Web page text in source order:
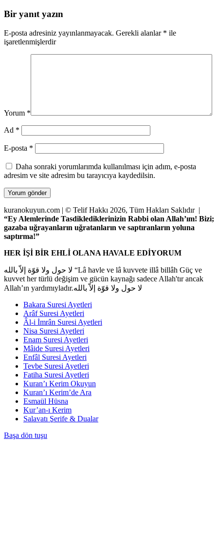
Bir yanıt yazın
E-posta adresiniz yayınlanmayacak. Gerekli alanlar * ile
işaretlenmişlerdir
Yorum *
Ad *
E-posta *
Daha sonraki yorumlarımda kullanılması için adım, e-posta
adresim ve site adresim bu tarayıcıya kaydedilsin.
kuranokuyun.com | © Telif Hakkı 2026, Tüm Hakları Saklıdır |
“Ey Alemlerinde Tasdiklediklerinizin Rabbi olan Allah’ım! Bizi;
gazaba uğrayanların uğratanların ve saptıranların yoluna
saptırma!”
HER İŞİ BİR EHLİ OLANA HAVALE EDİYORUM
لا حول ولا قوّة إلاّ بالله “Lâ havle ve lâ kuvvete illâ billâh Güç ve
kuvvet her türlü değişim ve gücün kaynağı sadece Allah'tır ancak
Allah’ın yardımıyladır.لا حول ولا قوّة إلاّ بالله
Bakara Suresi Ayetleri
Arâf Suresi Ayetleri
Âl-i İmrân Suresi Ayetleri
Nisa Suresi Ayetleri
Enam Suresi Ayetleri
Mâide Suresi Ayetleri
Enfâl Suresi Ayetleri
Tevbe Suresi Ayetleri
Fatiha Suresi Ayetleri
Kuran’ı Kerim Okuyun
Kuran’ı Kerim’de Ara
Esmaül Hüsna
Kur’an-ı Kerim
Salavatı Şerife & Dualar
Başa dön tuşu